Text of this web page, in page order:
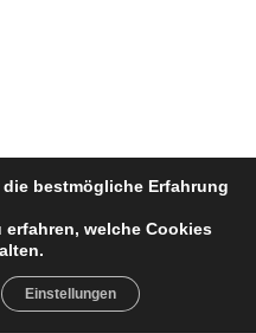
bestmögliche Erfahrung
erfahren, welche Cookies
Einstellungen